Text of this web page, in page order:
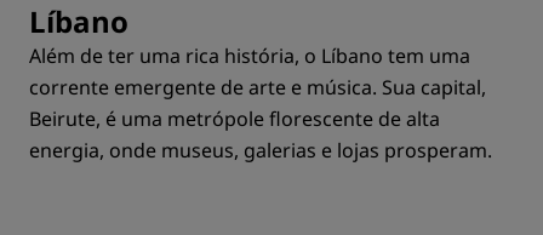
Líbano
Além de ter uma rica história, o Líbano tem uma
corrente emergente de arte e música. Sua capital,
Beirute, é uma metrópole florescente de alta
energia, onde museus, galerias e lojas prosperam.